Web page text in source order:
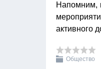
Напомним,
активного
Общество